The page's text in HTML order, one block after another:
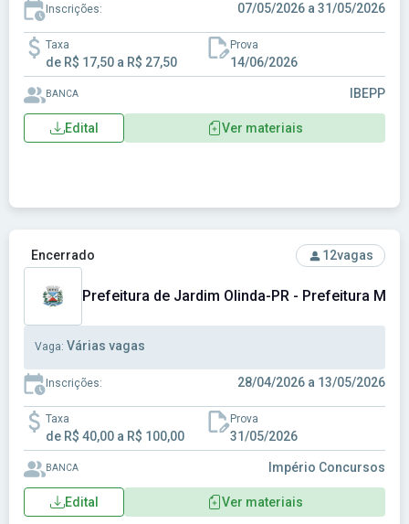
Inscrições: 07/05/2026 a 31/05/2026
Taxa
de R$ 17,50 a R$ 27,50
Prova
14/06/2026
BANCA IBEPP
Edital Ver materiais
Ver concurso: Prefeitura de Jardim Olinda-PR - Prefeitura
Encerrado 12vagas
Prefeitura de Jardim Olinda-PR - Prefeitura
Vaga: Várias vagas
Inscrições: 28/04/2026 a 13/05/2026
Taxa
de R$ 40,00 a R$ 100,00
Prova
31/05/2026
BANCA Império Concursos
Edital Ver materiais